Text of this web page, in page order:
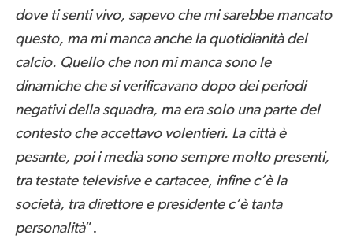
dove ti senti vivo, sapevo che mi sarebbe mancato
questo, ma mi manca anche la quotidianità del
calcio. Quello che non mi manca sono le
dinamiche che si verificavano dopo dei periodi
negativi della squadra, ma era solo una parte del
contesto che accettavo volentieri. La città è
pesante, poi i media sono sempre molto presenti,
tra testate televisive e cartacee, infine c’è la
società, tra direttore e presidente c’è tanta
personalità”.